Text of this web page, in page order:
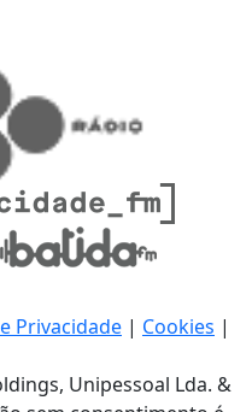
Privacidade | Cookies |
Unipessoal Lda. &